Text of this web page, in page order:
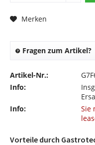
Merken
Fragen zum Artikel?
Artikel-Nr.:
Info:
Info:
Sie
Vorteile durch